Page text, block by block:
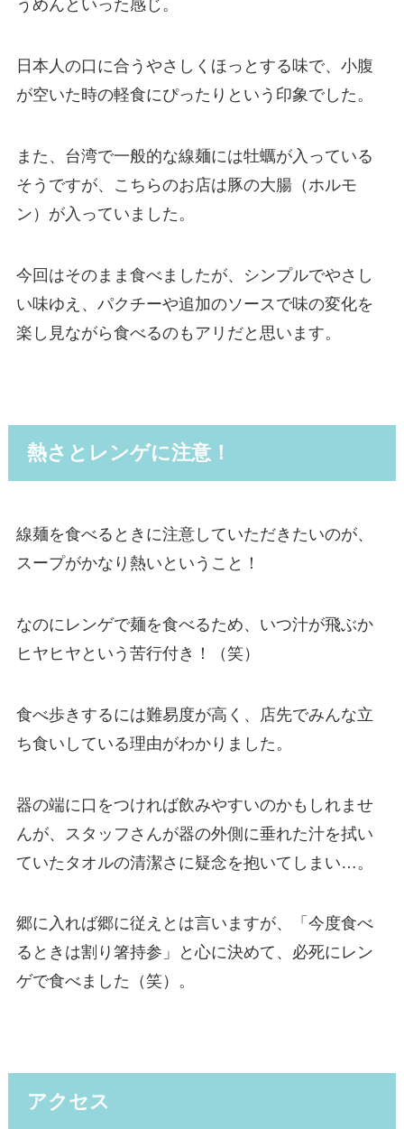
うめん といった感じ。
日本人の口に合うやさしくほっとする味で、小腹
が空いた時の軽食にぴったりという印象でした。
また、台湾で一般的な線麺には牡蠣が入っている
そうですが、こちらのお店は豚の大腸（ホルモ
ン） が入っていました。
今回はそのまま食べましたが、シンプルでやさし
い味ゆえ、パクチーや追加のソースで味の変化を
楽し見ながら食べるのもアリだと思います。
熱さとレンゲに注意！
線麺を食べるときに注意していただきたいのが、
スープがかなり熱い ということ！
なのに レンゲで麺を食べるため、いつ汁が飛ぶか
ヒヤヒヤという苦行付き！（笑）
食べ歩きするには難易度が高く、店先でみんな立
ち食いしている理由がわかりました。
器の端に口をつければ飲みやすいのかもしれませ
んが、スタッフさんが器の外側に垂れた汁を拭い
ていたタオルの清潔さに疑念を抱いてしまい…。
郷に入れば郷に従えとは言いますが、「今度食べ
るときは割り箸持参」と心に決めて、必死にレン
ゲで食べました（笑）。
アクセス